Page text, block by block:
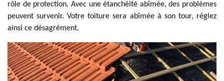
rôle de protection. Avec une étanchéité abîmée, des problèmes
peuvent survenir. Votre toiture sera abîmée à son tour, réglez
ainsi ce désagrément.